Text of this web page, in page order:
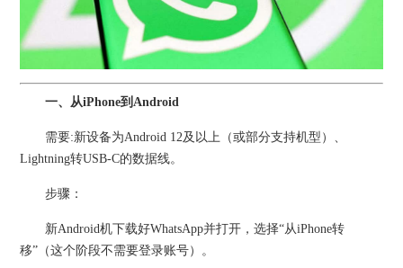
一、从iPhone到Android
需要:新设备为Android 12及以上（或部分支持机型）、
Lightning转USB-C的数据线。
步骤：
新Android机下载好WhatsApp并打开，选择“从iPhone转
移”（这个阶段不需要登录账号）。